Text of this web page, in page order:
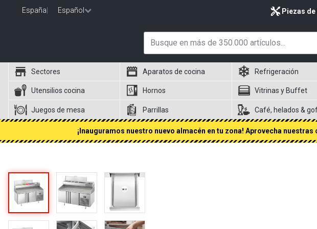
España Español Piezas
Sectores Aparatos de cocina Refrigeración
Utensilios cocina Hornos Vitrinas y Buffet
Juegos de mesa Parrillas Café, helados &
¡Inauguramos nuestro nuevo almacén en tu zona! Aprovecha